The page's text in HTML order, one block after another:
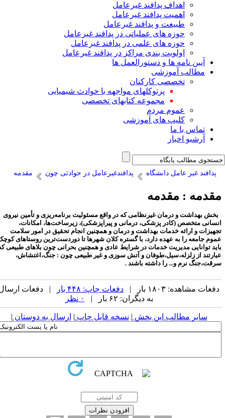
اهداف پدافند غیرعامل
اهمیت پدافند غیرعامل
طبیعت و پدافند غیرعامل
حوزه های عملیاتی در پدافند غیرعامل
حوزه های علمی در پدافند غیرعامل
اولویت بندی مراکز در پدافند غیرعامل
آیین نامه ها و دستورالعمل ها
مطالب آموزشی
تخصصی کارکنان
پرتوکلهای مواجهه با حوادث شیمیایی
مجموعه کتابهای تخصصی
عموم مردم
کلیپ های آموزشی
تماس با ما
آرشیو اخبار
پدافند غیر عامل دانشگاه پدافندغیرعامل در حوادثی چون مقدمه
: مقدمه
بهداشت و درمان غیرنظامی که در واقع مسئولیت برنامه‌ریزی و تأمین نیروی
متخصص (کادر پزشکی، درمانی و پیراپزشکی)، زیرساخت‌ها، امکانات،
و ارائه خدمات بهداشت و درمان و همچنین انجام تحقیق در امور سلامت
جامعه را به عهده دارد، با گستره کلان‌ شهرها تا دوردست‌ترین روستاهای کوچک
توانایی مدیریت خدمات در شرایط عادی و همچنین بحرانی چون بلاهای طبیعی که
از زلزله،سیل،طوفان و آتش سوزی و غیر طبیعی چون : جنگ،اغتشاش،
نرم و... را داشته باشند .
دفعات مشاهده: ۱۸۰۳ بار | دفعات چاپ: ۴۴۸ بار
| دفعات ارسال
به دیگران: ۶۲ بار |
سایر مطالب این بخش | نسخه قابل چاپ| ارسال به دوستان|